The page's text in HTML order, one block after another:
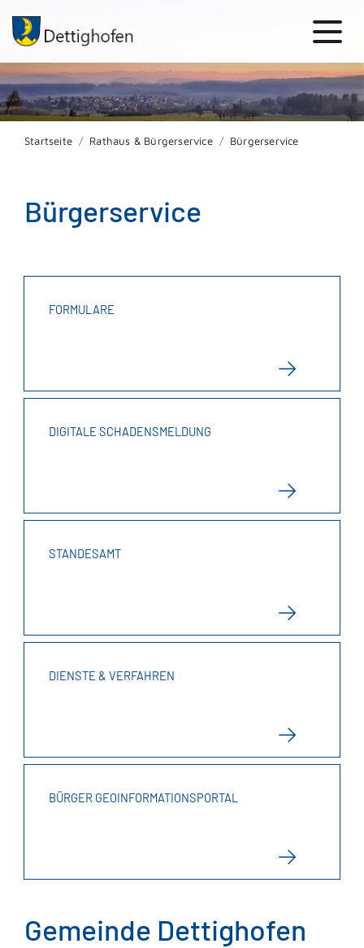
Startseite Rathaus & Bürgerservice Bürgerservice
Bürgerservice
FORMULARE
DIGITALE SCHADENSMELDUNG
STANDESAMT
DIENSTE & VERFAHREN
BÜRGER GEOINFORMATIONSPORTAL
Gemeinde Dettighofen